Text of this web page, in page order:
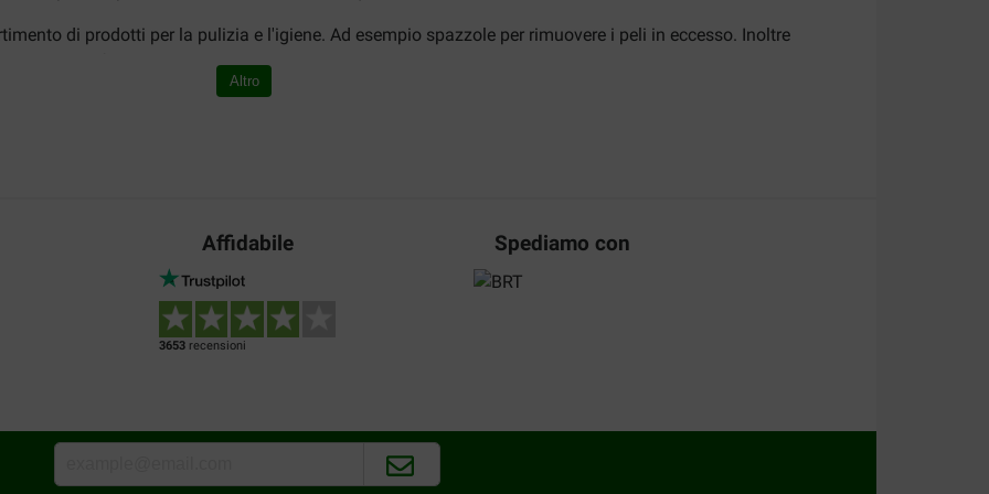
di prodotti per la pulizia e l'igiene. Ad esempio spazzole per rimuovere i peli in eccesso. Inoltre
e altri per le femmine in calore.
a guanti per la cura del pelo del cane
. Con questi guanti puoi togliere peli e sporcizia dal pelo del tuo
anche adatti ai giovani cagnolini.
sia in cani giovani che adulti in casi di incontinenza. Inoltre anche i
Altro
Affidabile
3653 recensioni
Spediamo con